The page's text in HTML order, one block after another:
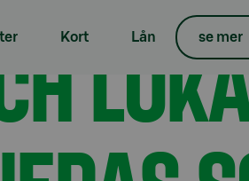
Kort Lån se mer
som en del av ett större